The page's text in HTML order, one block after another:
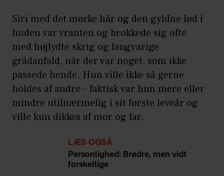
Siri med det mørke hår og den gyldne lød i
huden var vranten og brokkede sig ofte
med højlydte skrig og langvarige
grådanfald, når der var noget, som ikke
passede hende. Hun ville ikke så gerne
holdes af andre – faktisk var hun mere eller
mindre utilnærmelig i sit første leveår og
ville kun dikkes af mor og far.
LÆS OGSÅ
Personlighed: Brødre, men vidt
forskellige